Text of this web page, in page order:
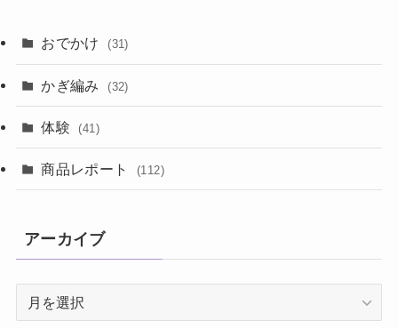
おでかけ (31)
かぎ編み (32)
体験 (41)
商品レポート (112)
アーカイブ